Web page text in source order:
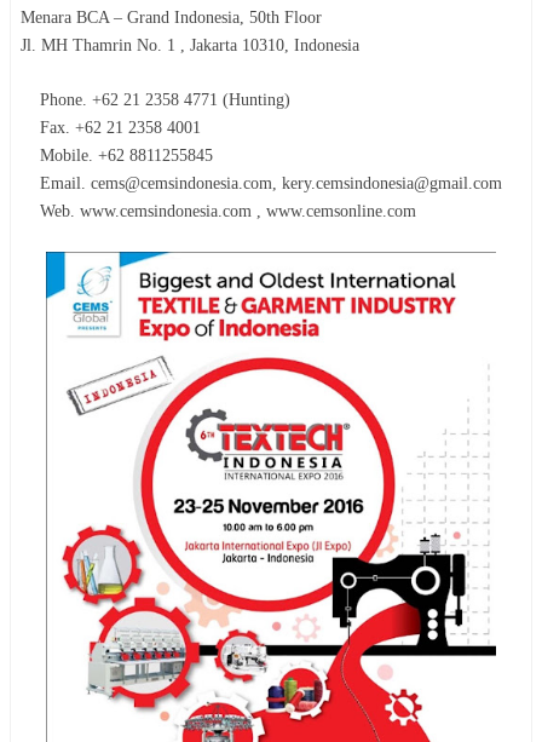
Menara BCA – Grand Indonesia, 50th Floor
Jl. MH Thamrin No. 1 , Jakarta 10310, Indonesia
Phone. +62 21 2358 4771 (Hunting)
Fax. +62 21 2358 4001
Mobile. +62 8811255845
Email. cems@cemsindonesia.com, kery.cemsindonesia@gmail.com
Web. www.cemsindonesia.com , www.cemsonline.com